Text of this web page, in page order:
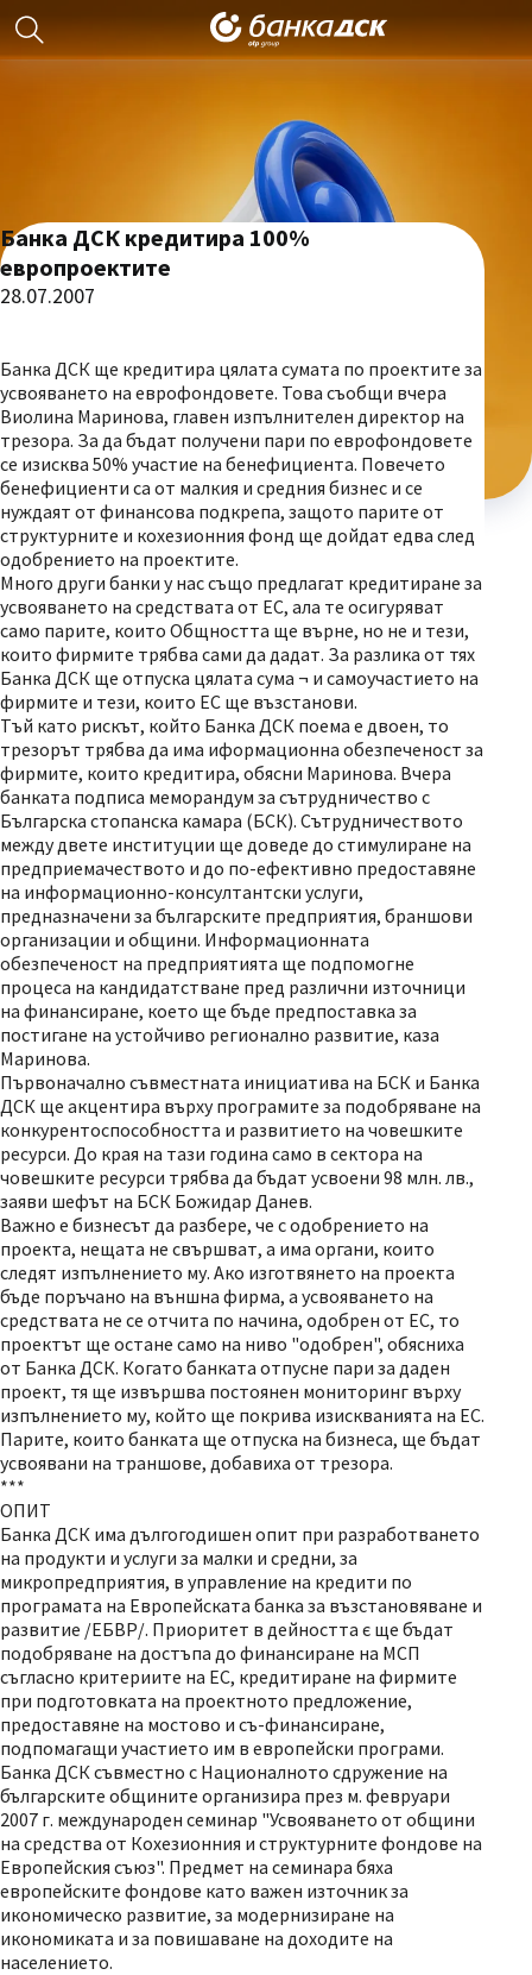
Банка ДСК кредитира 100%
европроектите
28.07.2007
Банка ДСК ще кредитира цялата сумата по проектите за
усвояването на еврофондовете. Това съобщи вчера
Виолина Маринова, главен изпълнителен директор на
трезора. За да бъдат получени пари по еврофондовете
се изисква 50% участие на бенефициента. Повечето
бенефициенти са от малкия и средния бизнес и се
нуждаят от финансова подкрепа, защото парите от
структурните и кохезионния фонд ще дойдат едва след
одобрението на проектите.
Много други банки у нас също предлагат кредитиране за
усвояването на средствата от ЕС, ала те осигуряват
само парите, които Общността ще върне, но не и тези,
които фирмите трябва сами да дадат. За разлика от тях
Банка ДСК ще отпуска цялата сума ¬ и самоучастието на
фирмите и тези, които ЕС ще възстанови.
Тъй като рискът, който Банка ДСК поема е двоен, то
трезорът трябва да има иформационна обезпеченост за
фирмите, които кредитира, обясни Маринова. Вчера
банката подписа меморандум за сътрудничество с
Българска стопанска камара (БСК). Сътрудничеството
между двете институции ще доведе до стимулиране на
предприемачеството и до по-ефективно предоставяне
на информационно-консултантски услуги,
предназначени за българските предприятия, браншови
организации и общини. Информационната
обезпеченост на предприятията ще подпомогне
процеса на кандидатстване пред различни източници
на финансиране, което ще бъде предпоставка за
постигане на устойчиво регионално развитие, каза
Маринова.
Първоначално съвместната инициатива на БСК и Банка
ДСК ще акцентира върху програмите за подобряване на
конкурентоспособността и развитието на човешките
ресурси. До края на тази година само в сектора на
човешките ресурси трябва да бъдат усвоени 98 млн. лв.,
заяви шефът на БСК Божидар Данев.
Важно е бизнесът да разбере, че с одобрението на
проекта, нещата не свършват, а има органи, които
следят изпълнението му. Ако изготвянето на проекта
бъде поръчано на външна фирма, а усвояването на
средствата не се отчита по начина, одобрен от ЕС, то
проектът ще остане само на ниво "одобрен", обясниха
от Банка ДСК. Когато банката отпусне пари за даден
проект, тя ще извършва постоянен мониторинг върху
изпълнението му, който ще покрива изискванията на ЕС.
Парите, които банката ще отпуска на бизнеса, ще бъдат
усвоявани на траншове, добавиха от трезора.
***
ОПИТ
Банка ДСК има дългогодишен опит при разработването
на продукти и услуги за малки и средни, за
микропредприятия, в управление на кредити по
програмата на Европейската банка за възстановяване и
развитие /ЕБВР/. Приоритет в дейността є ще бъдат
подобряване на достъпа до финансиране на МСП
съгласно критериите на ЕС, кредитиране на фирмите
при подготовката на проектното предложение,
предоставяне на мостово и съ-финансиране,
подпомагащи участието им в европейски програми.
Банка ДСК съвместно с Националното сдружение на
българските общините организира през м. февруари
2007 г. международен семинар "Усвояването от общини
на средства от Кохезионния и структурните фондове на
Европейския съюз". Предмет на семинара бяха
европейските фондове като важен източник за
икономическо развитие, за модернизиране на
икономиката и за повишаване на доходите на
населението.